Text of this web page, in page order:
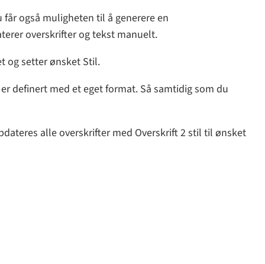
også muligheten til å generere en
overskrifter og tekst manuelt.
og setter ønsket Stil.
definert med et eget format. Så samtidig som du
alle overskrifter med Overskrift 2 stil til ønsket